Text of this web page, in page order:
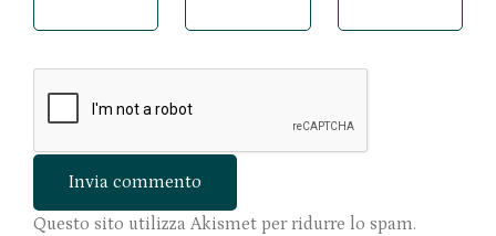
Questo sito utilizza Akismet per ridurre lo spam.